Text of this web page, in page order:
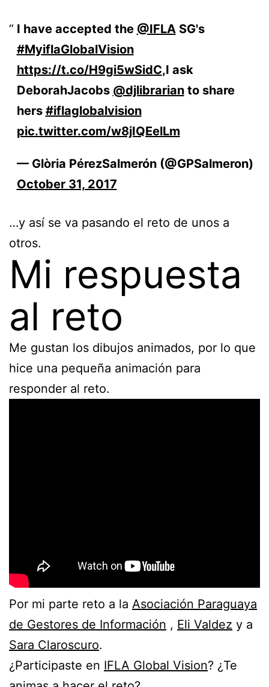
I have accepted the @IFLA SG's
#MyiflaGlobalVision
https://t.co/H9gi5wSidC,I ask
DeborahJacobs @djlibrarianto share
hers #iflaglobalvision
pic.twitter.com/w8jIQEelLm
— Glòria PérezSalmerón (@GPSalmeron)
October 31, 2017
…y así se va pasando el reto de unos a
otros.
Mi respuesta
al reto
Me gustan los dibujos animados, por lo que
hice una pequeña animación para
responder al reto.
Por mi parte reto a la Asociación Paraguaya
de Gestores de Información , Eli Valdez y a
Sara Claroscuro.
¿Participaste en IFLA Global Vision? ¿Te